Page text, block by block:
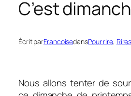
C’est
Écrit parFrancoisedansPour rire, Rires
Nous allons tenter de